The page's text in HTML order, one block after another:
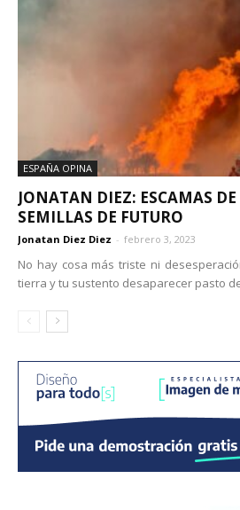
ESPAÑA OPINA
JONATAN DIEZ: ESCAMAS DE
SEMILLAS DE FUTURO
Jonatan Diez Diez - febrero 3, 2023
No hay cosa más triste ni
tierra y tu sustento desaparecer pasto